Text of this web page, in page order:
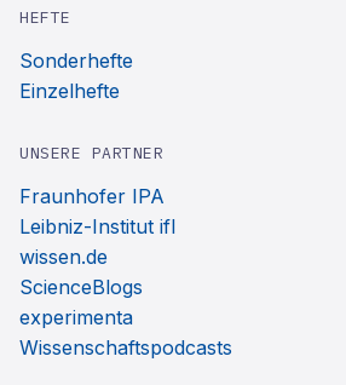
HEFTE
Sonderhefte
Einzelhefte
UNSERE PARTNER
Fraunhofer IPA
Leibniz-Institut ifl
wissen.de
ScienceBlogs
experimenta
Wissenschaftspodcasts